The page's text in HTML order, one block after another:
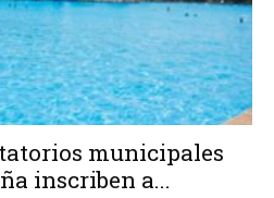
municipales
inscriben a...